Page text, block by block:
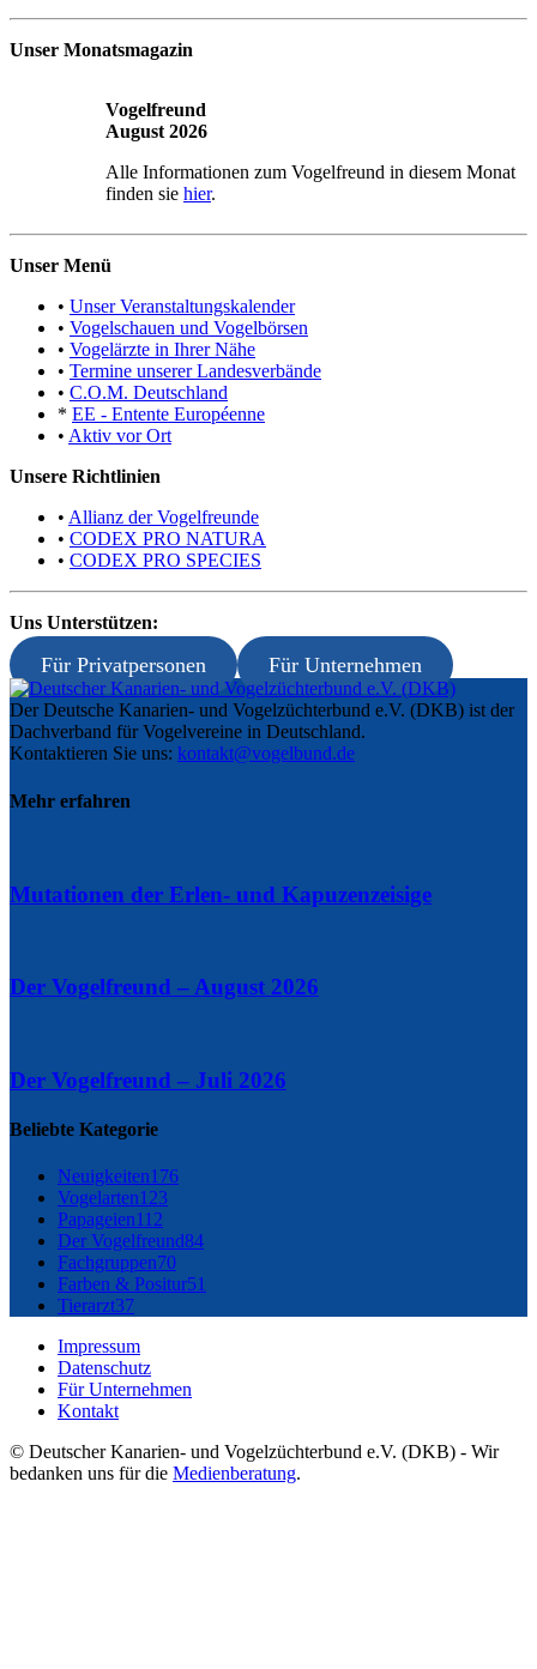
Unser Monatsmagazin
Vogelfreund
August 2026
Alle Informationen zum Vogelfreund in diesem Monat
finden sie hier.
Unser Menü
• Unser Veranstaltungskalender
• Vogelschauen und Vogelbörsen
• Vogelärzte in Ihrer Nähe
• Termine unserer Landesverbände
• C.O.M. Deutschland
* EE - Entente Européenne
• Aktiv vor Ort
Unsere Richtlinien
• Allianz der Vogelfreunde
• CODEX PRO NATURA
• CODEX PRO SPECIES
Uns Unterstützen:
Für Privatpersonen Für Unternehmen
Der Deutsche Kanarien- und Vogelzüchterbund e.V. (DKB) ist der
Dachverband für Vogelvereine in Deutschland.
Kontaktieren Sie uns: kontakt@vogelbund.de
Mehr erfahren
Mutationen der Erlen- und Kapuzenzeisige
Der Vogelfreund – August 2026
Der Vogelfreund – Juli 2026
Beliebte Kategorie
Neuigkeiten176
Vogelarten123
Papageien112
Der Vogelfreund84
Fachgruppen70
Farben & Positur51
Tierarzt37
Impressum
Datenschutz
Für Unternehmen
Kontakt
© Deutscher Kanarien- und Vogelzüchterbund e.V. (DKB) - Wir
bedanken uns für die Medienberatung.